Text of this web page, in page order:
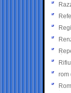
rom